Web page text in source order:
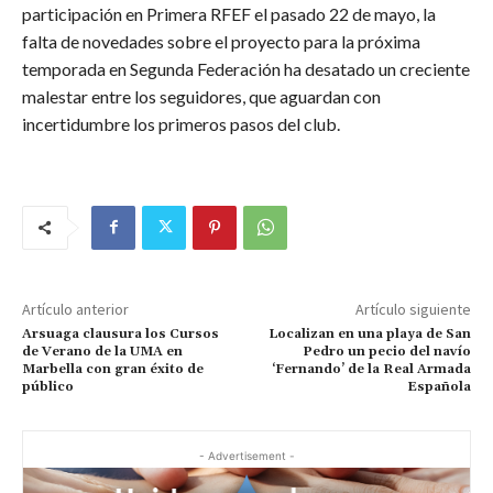
participación en Primera RFEF el pasado 22 de mayo, la
falta de novedades sobre el proyecto para la próxima
temporada en Segunda Federación ha desatado un creciente
malestar entre los seguidores, que aguardan con
incertidumbre los primeros pasos del club.
Artículo anterior
Arsuaga clausura los Cursos
de Verano de la UMA en
Marbella con gran éxito de
público
Artículo siguiente
Localizan en una playa de San
Pedro un pecio del navío
‘Fernando’ de la Real Armada
Española
- Advertisement -